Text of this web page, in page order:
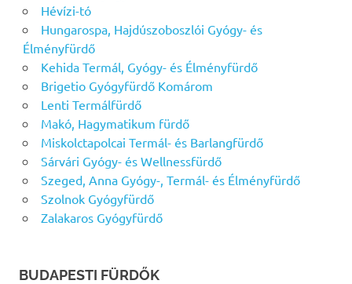
Hévízi-tó
Hungarospa, Hajdúszoboszlói Gyógy- és
Élményfürdő
Kehida Termál, Gyógy- és Élményfürdő
Brigetio Gyógyfürdő Komárom
Lenti Termálfürdő
Makó, Hagymatikum fürdő
Miskolctapolcai Termál- és Barlangfürdő
Sárvári Gyógy- és Wellnessfürdő
Szeged, Anna Gyógy-, Termál- és Élményfürdő
Szolnok Gyógyfürdő
Zalakaros Gyógyfürdő
BUDAPESTI FÜRDŐK